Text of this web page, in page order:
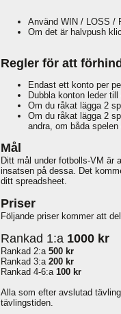
Använd WIN / LOSS /
Om det är halvpush
Regler för att
Endast ett konto per
Dubbla konton leder
Om du råkat lägga 2
Om du råkat lägga 2
andra, om båda
Mål
Ditt mål under fotbolls-VM är
insatsen på dessa. Det
ditt spreadsheet.
Priser
Följande priser kommer att
Rankad 1:a 1000 kr
Rankad 2:a 500 kr
Rankad 3:a 200 kr
Rankad 4-6:a 100 kr
Alla som efter avslutad
tävlingstiden.